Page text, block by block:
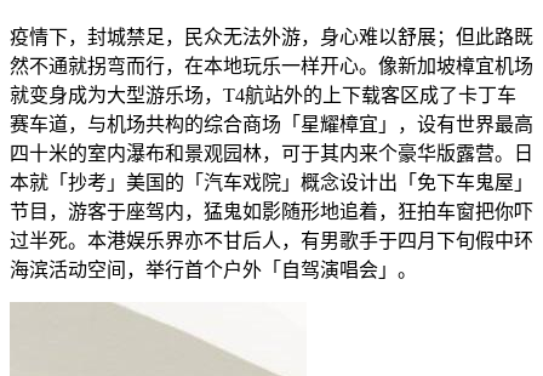
疫情下，封城禁足，民众无法外游，身心难以舒展；但此路既
然不通就拐弯而行，在本地玩乐一样开心。像新加坡樟宜机场
就变身成为大型游乐场，T4航站外的上下载客区成了卡丁车
赛车道，与机场共构的综合商场「星耀樟宜」，设有世界最高
四十米的室内瀑布和景观园林，可于其内来个豪华版露营。日
本就「抄考」美国的「汽车戏院」概念设计出「免下车鬼屋」
节目，游客于座驾内，猛鬼如影随形地追着，狂拍车窗把你吓
过半死。本港娱乐界亦不甘后人，有男歌手于四月下旬假中环
海滨活动空间，举行首个户外「自驾演唱会」。